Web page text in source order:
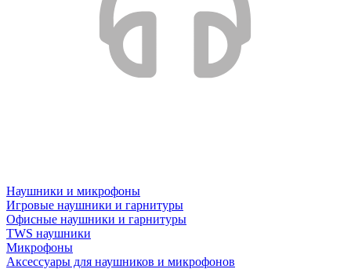
Наушники и микрофоны
Игровые наушники и гарнитуры
Офисные наушники и гарнитуры
TWS наушники
Микрофоны
Аксессуары для наушников и микрофонов